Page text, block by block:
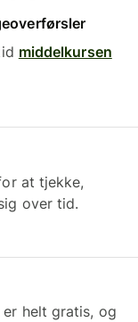
middelkursen
at tjekke,
over tid.
helt gratis, og